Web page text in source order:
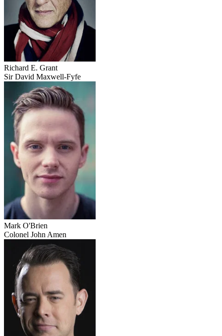
Richard E. Grant
Sir David Maxwell-Fyfe
Mark O'Brien
Colonel John Amen